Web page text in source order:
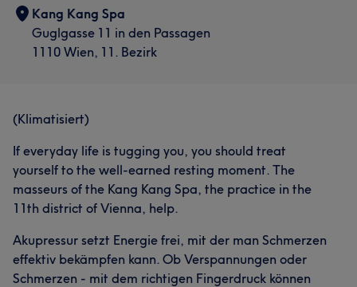
Kang Kang Spa
Guglgasse 11 in den Passagen
1110 Wien, 11. Bezirk
(Klimatisiert)
If everyday life is tugging you, you should treat
yourself to the well-earned resting moment. The
masseurs of the Kang Kang Spa, the practice in the
11th district of Vienna, help.
Akupressur setzt Energie frei, mit der man Schmerzen
effektiv bekämpfen kann. Ob Verspannungen oder
Schmerzen - mit dem richtigen Fingerdruck können